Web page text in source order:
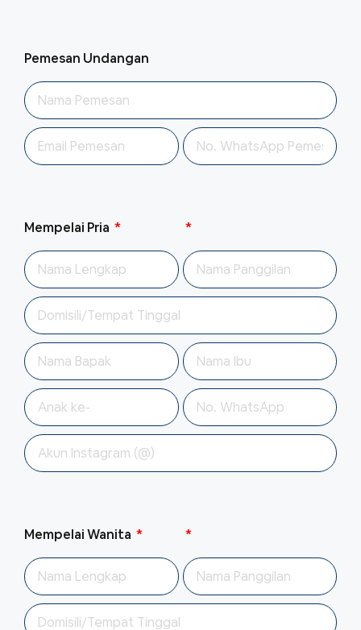
Pemesan Undangan
Mempelai Pria
Mempelai Wanita